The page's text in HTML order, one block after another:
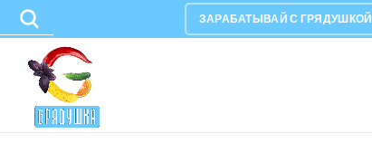
ЗАРАБАТЫВАЙ С ГРЯДУШКОЙ